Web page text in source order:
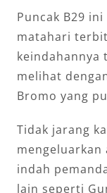
Puncak B29
matahari
keindahannya
melihat
Bromo yang
Tidak jarang
mengeluarkan
indah
lain seperti